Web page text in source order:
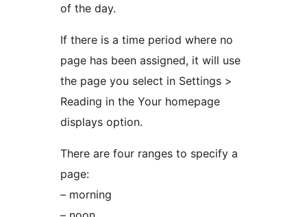
of the day.
If there is a time period where no
page has been assigned, it will use
the page you select in Settings >
Reading in the Your homepage
displays option.
There are four ranges to specify a
page:
– morning